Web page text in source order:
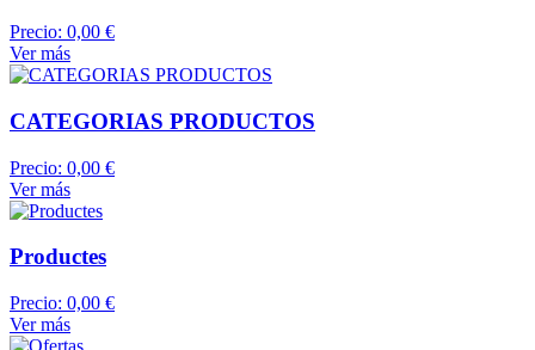
Precio: 0,00 €
Ver más
CATEGORIAS PRODUCTOS
Precio: 0,00 €
Ver más
Productes
Precio: 0,00 €
Ver más